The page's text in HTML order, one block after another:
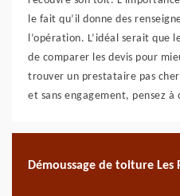
le fait qu’il donne des
l’opération. L’idéal serait que
de comparer les devis pour
trouver un prestataire pas
et sans engagement, pensez à
Démoussage de toiture Les